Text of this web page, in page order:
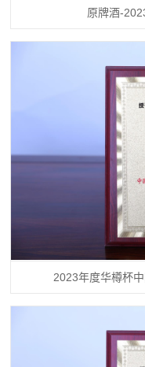
原牌酒-
2023年度华樽杯